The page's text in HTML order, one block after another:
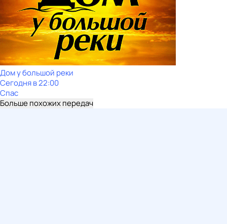
Дом у большой реки
Сегодня в 22:00
Спас
Больше похожих передач